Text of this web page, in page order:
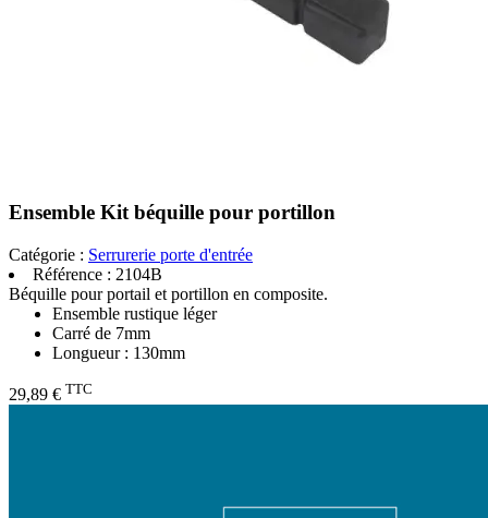
Ensemble Kit béquille pour portillon
Catégorie : Serrurerie porte d'entrée
Référence : 2104B
Béquille pour portail et portillon en composite.
Ensemble rustique léger
Carré de 7mm
Longueur : 130mm
29,89 € TTC